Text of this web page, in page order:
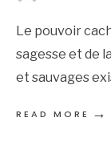
Le pouvoir
sagesse et de
et sauvages
READ MORE →